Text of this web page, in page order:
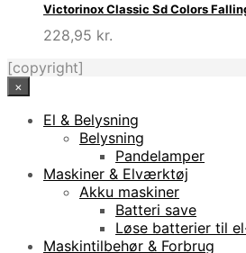
Victorinox Classic Sd Colors
228,95 kr.
[copyright]
×
El & Belysning
Belysning
Pandelamper
Maskiner & Elværktøj
Akku maskiner
Batteri save
Løse batterier til
Maskintilbehør & Forbrug